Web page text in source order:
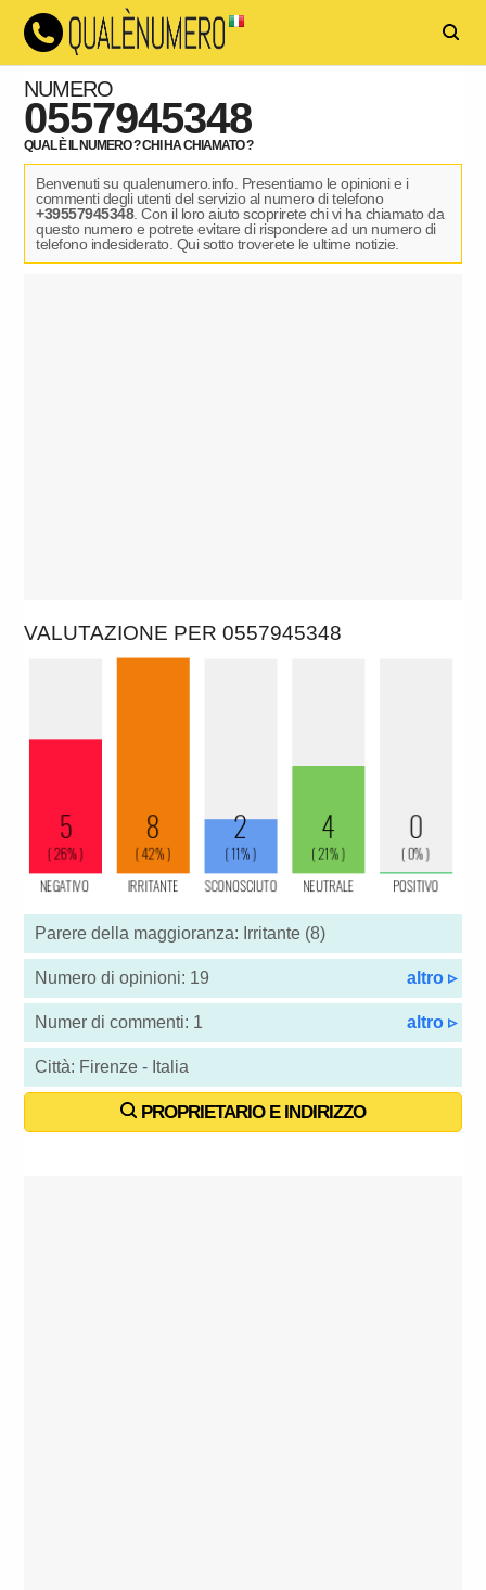
NUMERO
0557945348
QUAL È IL NUMERO ? CHI HA CHIAMATO ?
Benvenuti su qualenumero.info. Presentiamo le opinioni e i
commenti degli utenti del servizio al numero di telefono
+39557945348. Con il loro aiuto scoprirete chi vi ha chiamato da
questo numero e potrete evitare di rispondere ad un numero di
telefono indesiderato. Qui sotto troverete le ultime notizie.
VALUTAZIONE PER 0557945348
Parere della maggioranza: Irritante (8)
Numero di opinioni: 19 altro ▹
Numer di commenti: 1 altro ▹
Città: Firenze - Italia
PROPRIETARIO E INDIRIZZO